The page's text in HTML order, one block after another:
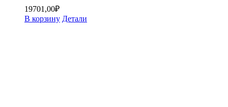
19701,00₽
В корзину Детали